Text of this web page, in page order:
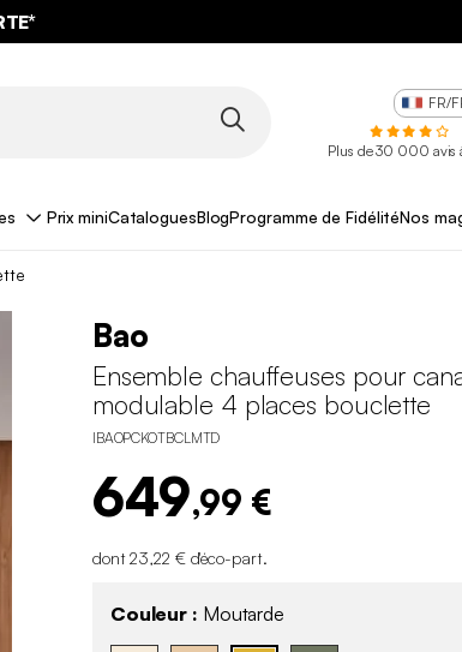
FR/
Plus de 30 000 avis
Prix miniCataloguesBlogProgramme de FidélitéNos
Bao
Ensemble chauffeuses pour
modulable 4 places bouclette
IBAOPCKOTBCLMTD
649,99 €
dont 23,22 € d'éco-part.
Couleur : Moutarde